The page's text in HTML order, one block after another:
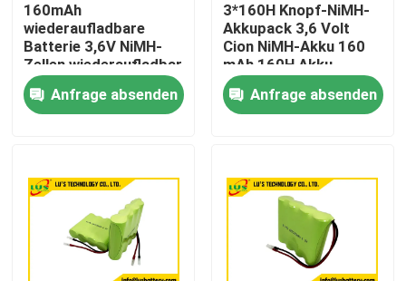
Produkte
160mAh
wiederaufladbare
Batterie 3,6V NiMH-
Zellen wiederaufladbar
kundenspezifisch
Anfrage absenden
3*160H Knopf-NiMH-
Akkupack 3,6 Volt
Cion NiMH-Akku 160
mAh 160H Akku
Anfrage absenden